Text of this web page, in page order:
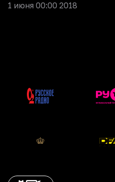
1 июня 00:00 2018